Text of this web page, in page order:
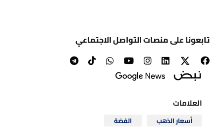
تابعونا على منصات التواصل الاجتماعي
العلامات
أسعار الذهب الفضة